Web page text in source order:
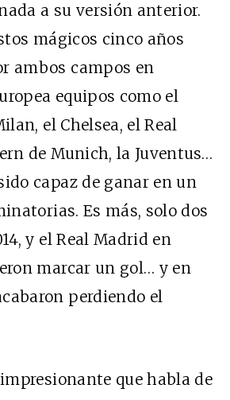
a su versión anterior.
mágicos cinco años
ambos campos en
equipos como el
el Chelsea, el Real
de Munich, la Juventus…
capaz de ganar en un
Es más, solo dos
y el Real Madrid en
marcar un gol… y en
perdiendo el
que habla de